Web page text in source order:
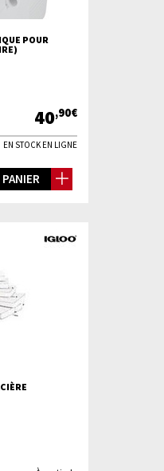
POUR
40,90€
EN STOCK EN LIGNE